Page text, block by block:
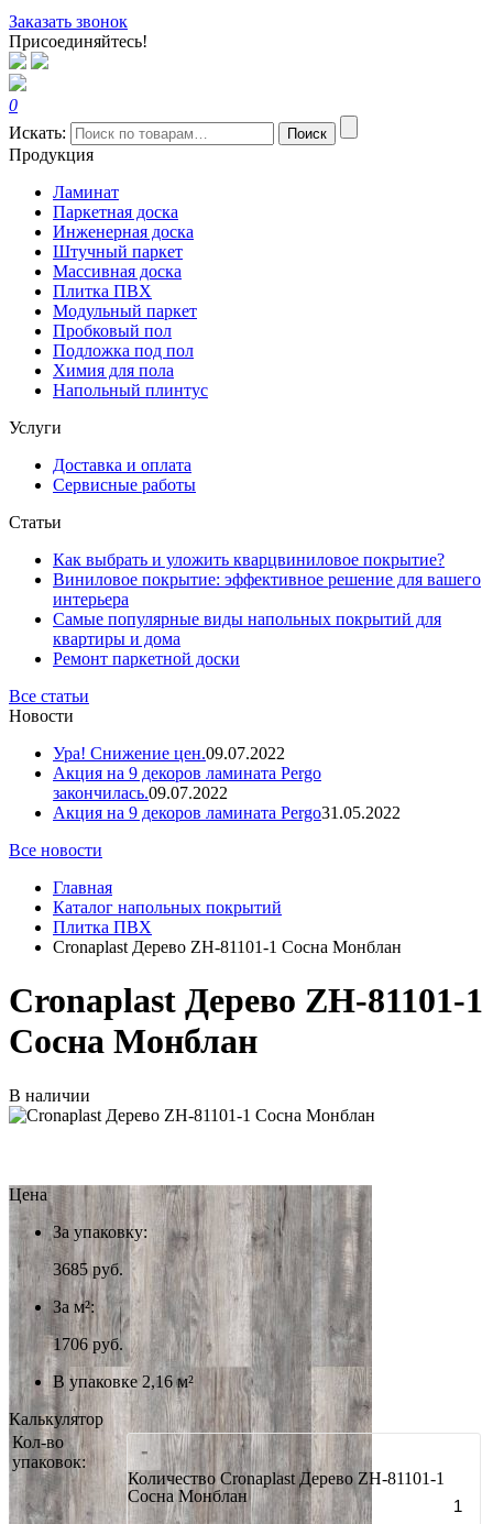
Заказать звонок
Присоединяйтесь!
0
Искать:
Поиск
Продукция
Ламинат
Паркетная доска
Инженерная доска
Штучный паркет
Массивная доска
Плитка ПВХ
Модульный паркет
Пробковый пол
Подложка под пол
Химия для пола
Напольный плинтус
Услуги
Доставка и оплата
Сервисные работы
Статьи
Как выбрать и уложить кварцвиниловое покрытие?
Виниловое покрытие: эффективное решение для вашего
интерьера
Самые популярные виды напольных покрытий для
квартиры и дома
Ремонт паркетной доски
Все статьи
Новости
Ура! Снижение цен.09.07.2022
Акция на 9 декоров ламината Pergo
закончилась.09.07.2022
Акция на 9 декоров ламината Pergo31.05.2022
Все новости
Главная
Каталог напольных покрытий
Плитка ПВХ
Cronaplast Дерево ZH-81101-1 Сосна Монблан
Cronaplast Дерево ZH-81101-1
Сосна Монблан
В наличии
Цена
За упаковку:
3685руб.
За м²:
1706 руб.
В упаковке 2,16 м²
Калькулятор
Кол-во
упаковок:
-
Количество Cronaplast Дерево ZH-81101-1
Сосна Монблан